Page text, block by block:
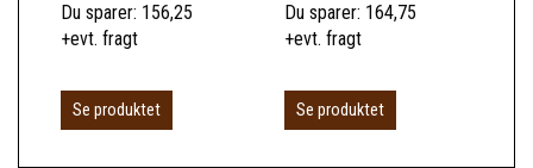
Du sparer: 156,25
+evt. fragt
Se produktet
Du sparer: 164,75
+evt. fragt
Se produktet